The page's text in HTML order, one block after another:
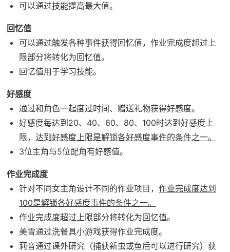
可以通过技能提高最大值。
回忆值
可以通过触发各种事件获得回忆值，作业完成度超过上
限部分将转化为回忆值。
回忆值用于学习技能。
好感度
通过和角色一起度过时间、赠送礼物获得好感度。
好感度每达到20、40、60、80、100时达到好感度上
限， 达到好感度上限是解锁各好感度事件的条件之一。
3位主角与5位配角有好感值。
作业完成度
针对不同女主角设计不同的作业项目， 作业完成度达到
100是解锁各好感度事件的条件之一。
作业完成度超过上限部分将转化为回忆值。
美雪通过洗餐具小游戏获得作业完成度。
莉音通过课外研究（捕获新虫或鱼后可以进行研究）获